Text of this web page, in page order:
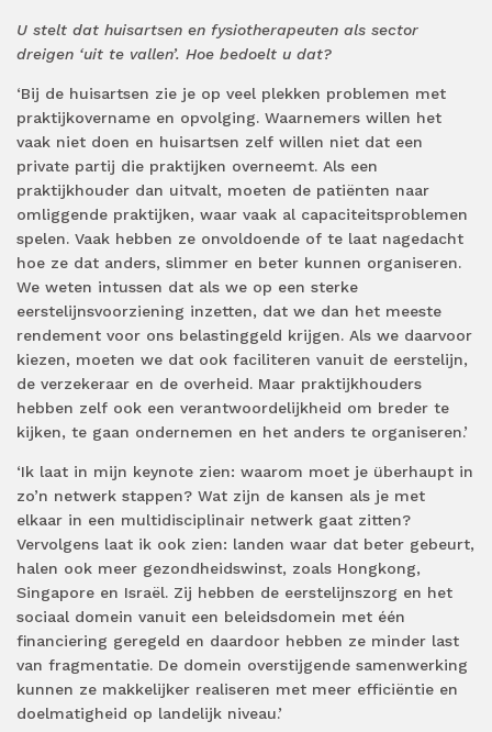
U stelt dat huisartsen en fysiotherapeuten als sector
dreigen ‘uit te vallen’. Hoe bedoelt u dat?
‘Bij de huisartsen zie je op veel plekken problemen met
praktijkovername en opvolging. Waarnemers willen het
vaak niet doen en huisartsen zelf willen niet dat een
private partij die praktijken overneemt. Als een
praktijkhouder dan uitvalt, moeten de patiënten naar
omliggende praktijken, waar vaak al capaciteitsproblemen
spelen. Vaak hebben ze onvoldoende of te laat nagedacht
hoe ze dat anders, slimmer en beter kunnen organiseren.
We weten intussen dat als we op een sterke
eerstelijnsvoorziening inzetten, dat we dan het meeste
rendement voor ons belastinggeld krijgen. Als we daarvoor
kiezen, moeten we dat ook faciliteren vanuit de eerstelijn,
de verzekeraar en de overheid. Maar praktijkhouders
hebben zelf ook een verantwoordelijkheid om breder te
kijken, te gaan ondernemen en het anders te organiseren.’
‘Ik laat in mijn keynote zien: waarom moet je überhaupt in
zo’n netwerk stappen? Wat zijn de kansen als je met
elkaar in een multidisciplinair netwerk gaat zitten?
Vervolgens laat ik ook zien: landen waar dat beter gebeurt,
halen ook meer gezondheidswinst, zoals Hongkong,
Singapore en Israël. Zij hebben de eerstelijnszorg en het
sociaal domein vanuit een beleidsdomein met één
financiering geregeld en daardoor hebben ze minder last
van fragmentatie. De domein overstijgende samenwerking
kunnen ze makkelijker realiseren met meer efficiëntie en
doelmatigheid op landelijk niveau.’